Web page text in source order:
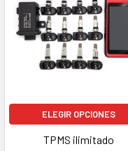
ELEGIR OPCIONES
TPMS ilimitado